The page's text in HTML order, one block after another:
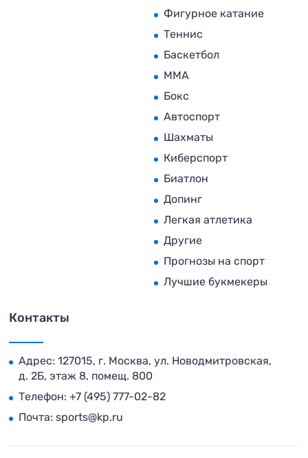
Фигурное катание
Теннис
Баскетбол
MMA
Бокс
Автоспорт
Шахматы
Киберспорт
Биатлон
Допинг
Легкая атлетика
Другие
Прогнозы на спорт
Лучшие букмекеры
Контакты
Адрес: 127015, г. Москва, ул. Новодмитровская,
д. 2Б, этаж 8, помещ. 800
Телефон: +7 (495) 777-02-82
Почта: sports@kp.ru